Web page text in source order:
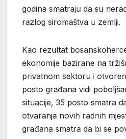
godina smatraju da su
razlog siromaštva u zemlji.
Kao rezultat
ekonomije bazirane na
privatnom sektoru i
posto građana vidi
situacije, 35 posto smatra
otvaranja novih radnih
građana smatra da bi se